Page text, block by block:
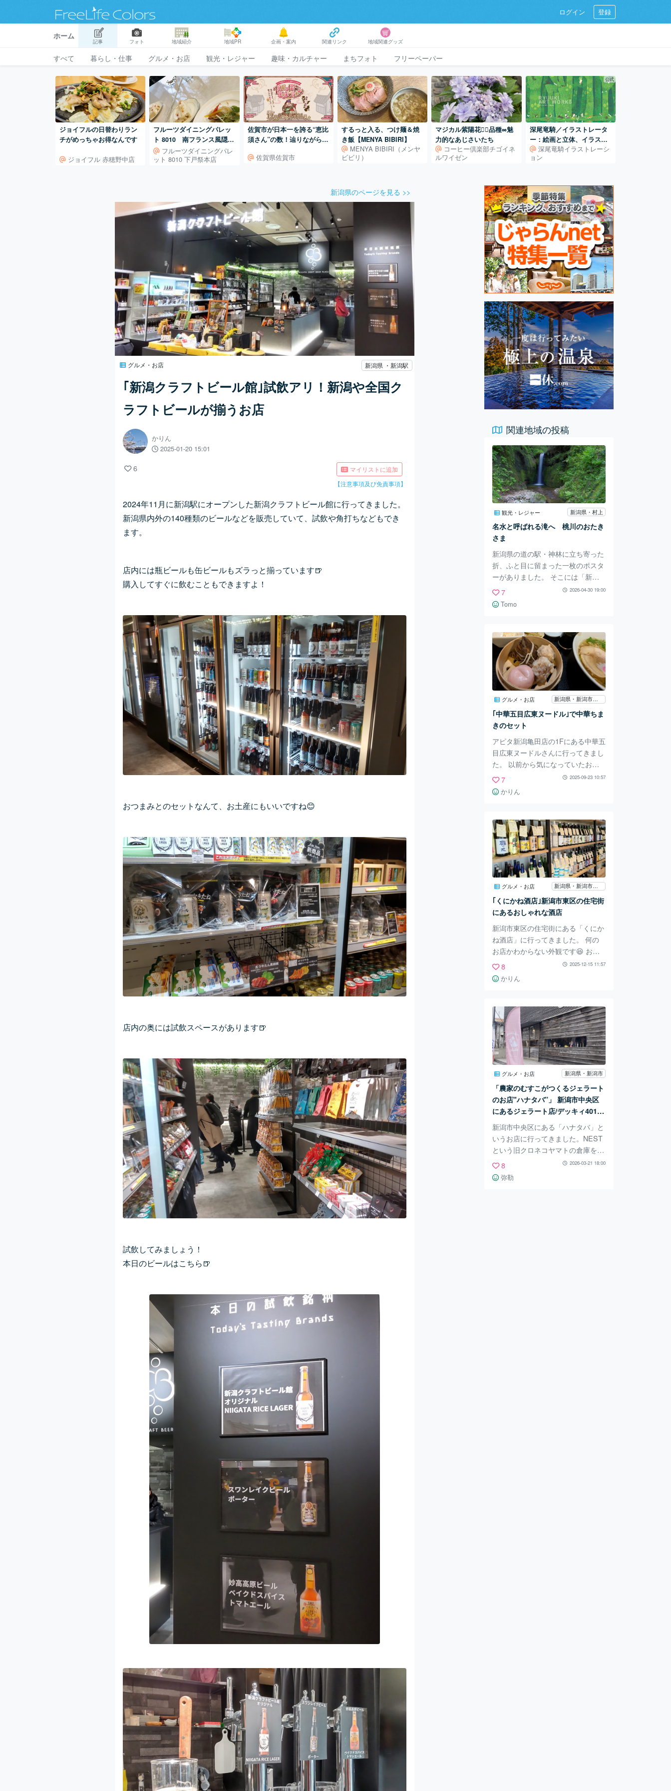
ログイン 登録
ホーム
記事 フォト 地域紹介 地域PR 企画・案内 関連リンク 地域関連グッズ
すべて 暮らし・仕事 グルメ・お店 観光・レジャー 趣味・カルチャー まちフォト フリーペーパー
ジョイフルの日替わりラン
チがめっちゃお得なんです
ジョイフル 赤穂野中店
フルーツダイニングパレッ
ト 8010 南フランス風隠れ
家レストラン(栃木県宇都宮
市 下戸祭店・駅パセオ店)
フルーツダイニングパレ
ット 8010 下戸祭本店
佐賀市が日本一を誇る“恵比
須さん”の数！辿りながら散
と身近に。
佐賀県佐賀市
するっと入る、つけ麺＆焼
き飯【MENYA BIBIRI】
MENYA BIBIRI（メンヤ
ビビリ）
マジカル紫陽花🧙‍♀️品種∞魅
力的なあじさいたち
コーヒー倶楽部チゴイネ
ルワイゼン
公式
深尾竜騎／イラストレータ
ー：絵画と立体、イラスト
レーションの世界
深尾竜騎イラストレーシ
ョン
新潟県のページを見る >>
グルメ・お店 新潟県 ・新潟駅
｢新潟クラフトビール館｣試飲アリ！新潟や全国ク
ラフトビールが揃うお店
かりん
2025-01-20 15:01
6
マイリストに追加
【注意事項及び免責事項】
2024年11月に新潟駅にオープンした新潟クラフトビール館に行ってきました。
新潟県内外の140種類のビールなどを販売していて、試飲や角打ちなどもでき
ます。
店内には瓶ビールも缶ビールもズラっと揃っています🍺
購入してすぐに飲むこともできますよ！
おつまみとのセットなんて、お土産にもいいですね😊
店内の奥には試飲スペースがあります🍺
試飲してみましょう！
本日のビールはこちら🍺
関連地域の投稿
観光・レジャー 新潟県・村上
名水と呼ばれる滝へ 桃川のおたき
さま
新潟県の道の駅・神林に立ち寄った
折、ふと目に留まった一枚のポスタ
ーがありました。 そこには「新潟
県の名水」という言葉とともに、美
しい滝の写真が載っていました。
その景色に心を惹かれ、「桃川のお
した。 目的地は国道290号線の道中
にあり、アクセスがしやすいです。
駐車場に着くと、すぐ近くに木で組
まれた鳥居が、静かに立っていまし
た。 その向こうに、目指してきた
滝の姿がありました。 鳥居から視
線を奥へと向けると、岩壁に挟まれ
た狭間から、ポスターに載っていた
美しい滝が流れ
7 2026-04-30 19:00
Tomo
グルメ・お店 新潟県・新潟市江南区
｢中華五目広東ヌードル｣で中華ちま
きのセット
アピタ新潟亀田店の1Fにある中華五
目広東ヌードルさんに行ってきまし
た。 以前から気になっていたお店
です。 調べてみると、中華ちまき
のセットがあるらしい。 珍し
い！！ ということで、こちらがそ
ザートの杏仁豆腐付き。 ラーメン
は選べます。こちらはあっさり醤油
です。 私はあんかけ焼きそばを。
量にビックリ！ でも、ピザ用みた
いな平たいお皿だったせいかな？
野菜たっぷりで海鮮が豪華です✨ 薄
味だったので途中で酢と醤油で味変
しました。 全部食べれましたよ😁
ソフトドリンクの
7 2025-09-23 10:57
かりん
グルメ・お店 新潟県・新潟市東区
｢くにかね酒店｣新潟市東区の住宅街
にあるおしゃれな酒店
新潟市東区の住宅街にある「くにか
ね酒店」に行ってきました。 何の
お店かわからない外観です😆 お酒
ののぼりや、ビールケースがなけれ
ば本当に「ここって何？」かもしれ
ないですね。 焼酎やワイン、もち
他ではあまり見かけないお酒もあり
ました。 角打ちもできます🍶 ここ
で飲める人が羨ましい！！ 特別な
日や、お土産用のお酒を買いたいと
きにおすすめです！ 店舗情報 くり
かね酒店 住所：新潟市東区東中野
山４丁目１−７ 電話： 025-276-551
1 営業：9:00～19:00 定
8 2025-12-15 11:57
かりん
グルメ・お店 新潟県・新潟市
「農家のむすこがつくるジェラート
のお店"ハナタバ”」 新潟市中央区
にあるジェラート店/デッキィ401徒
歩18分
新潟市中央区にある「ハナタバ」と
いうお店に行ってきました。NEST
という旧クロネコヤマトの倉庫をリ
ノベーションした建物に併設されて
いるジェラート屋さんです。 ハナ
タバさんの他にもコーヒー店、カヌ
8 2026-03-21 18:00
弥勒